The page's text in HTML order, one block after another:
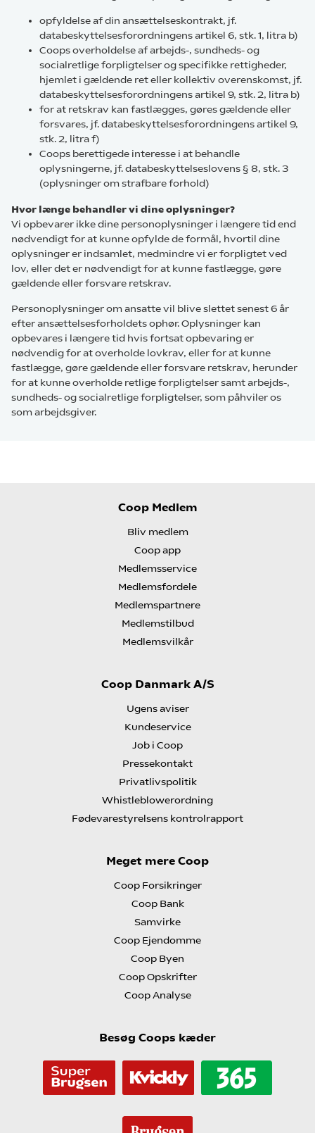
opfyldelse af din ansættelseskontrakt, jf.
databeskyttelsesforordningens artikel 6, stk. 1, litra b)
Coops overholdelse af arbejds-, sundheds- og
socialretlige forpligtelser og specifikke rettigheder,
hjemlet i gældende ret eller kollektiv overenskomst, jf.
databeskyttelsesforordningens artikel 9, stk. 2, litra b)
for at retskrav kan fastlægges, gøres gældende eller
forsvares, jf. databeskyttelsesforordningens artikel 9,
stk. 2, litra f)
Coops berettigede interesse i at behandle
oplysningerne, jf. databeskyttelseslovens § 8, stk. 3
(oplysninger om strafbare forhold)
Hvor længe behandler vi dine oplysninger?
Vi opbevarer ikke dine personoplysninger i længere tid end
nødvendigt for at kunne opfylde de formål, hvortil dine
oplysninger er indsamlet, medmindre vi er forpligtet ved
lov, eller det er nødvendigt for at kunne fastlægge, gøre
gældende eller forsvare retskrav.
Personoplysninger om ansatte vil blive slettet senest 6 år
efter ansættelsesforholdets ophør. Oplysninger kan
opbevares i længere tid hvis fortsat opbevaring er
nødvendig for at overholde lovkrav, eller for at kunne
fastlægge, gøre gældende eller forsvare retskrav, herunder
for at kunne overholde retlige forpligtelser samt arbejds-,
sundheds- og socialretlige forpligtelser, som påhviler os
som arbejdsgiver.
Coop Medlem
Bliv medlem
Coop app
Medlemsservice
Medlemsfordele
Medlemspartnere
Medlemstilbud
Medlemsvilkår
Coop Danmark A/S
Ugens aviser
Kundeservice
Job i Coop
Pressekontakt
Privatlivspolitik
Whistleblowerordning
Fødevarestyrelsens kontrolrapport
Meget mere Coop
Coop Forsikringer
Coop Bank
Samvirke
Coop Ejendomme
Coop Byen
Coop Opskrifter
Coop Analyse
Besøg Coops kæder